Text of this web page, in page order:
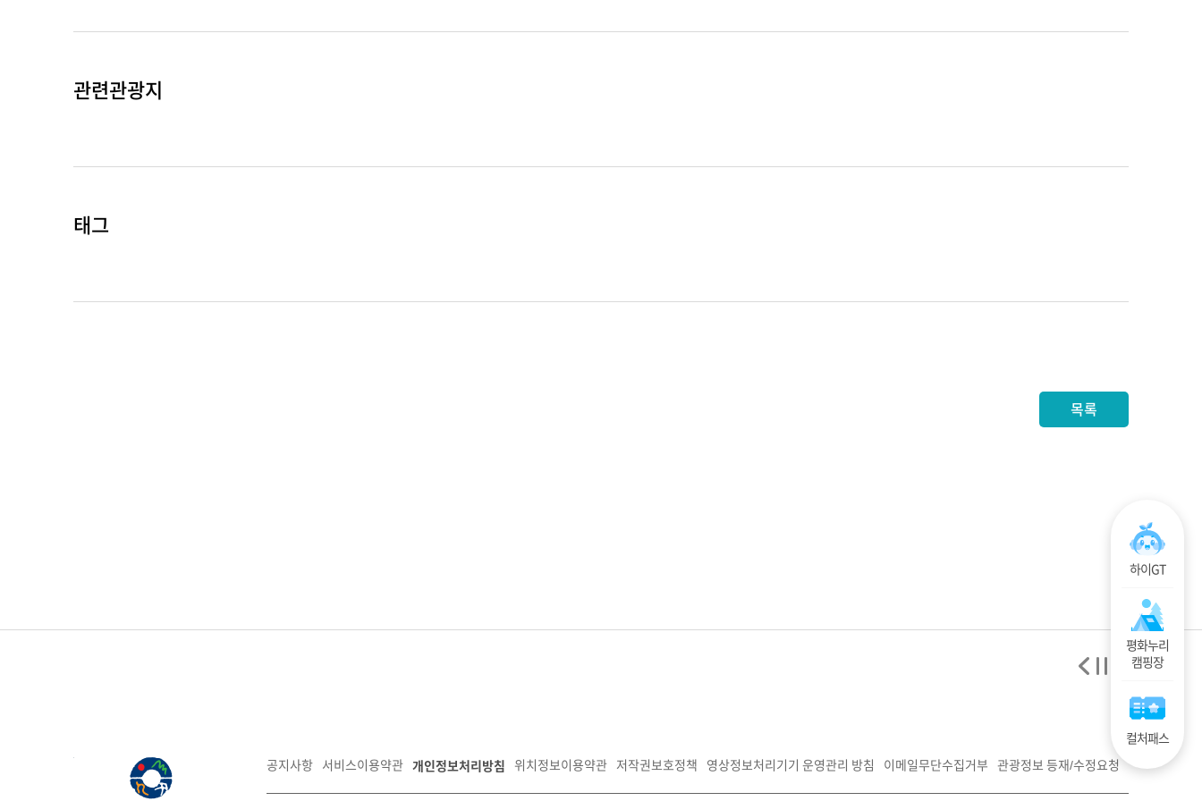
관련관광지
태그
목록
하이GT
평화누리
캠핑장
컬처패스
공지사항 서비스이용약관 개인정보처리방침 위치정보이용약관 저작권보호정책 영상정보처리기기 운영관리 방침 이메일무단수집거부 관광정보 등재/수정요청